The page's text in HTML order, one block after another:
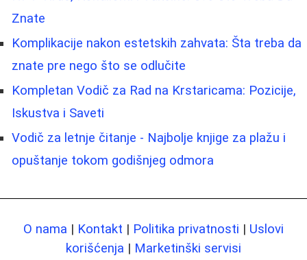
Znate
Komplikacije nakon estetskih zahvata: Šta treba da
znate pre nego što se odlučite
Kompletan Vodič za Rad na Krstaricama: Pozicije,
Iskustva i Saveti
Vodič za letnje čitanje - Najbolje knjige za plažu i
opuštanje tokom godišnjeg odmora
O nama | Kontakt | Politika privatnosti | Uslovi
korišćenja | Marketinški servisi